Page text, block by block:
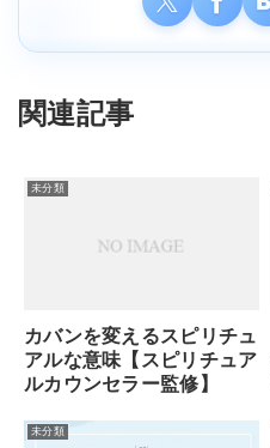
関連記事
未分類
カバンを変えるスピリチュ
アルな意味【スピリチュア
ルカウンセラー監修】
未分類